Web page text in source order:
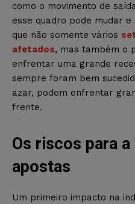
como o movimento de
esse quadro pode mudar e
que não somente vários
afetados, mas também o
enfrentar uma grande
sempre foram bem
azar, podem enfrentar
frente.
Os riscos para
apostas
Um primeiro impacto na